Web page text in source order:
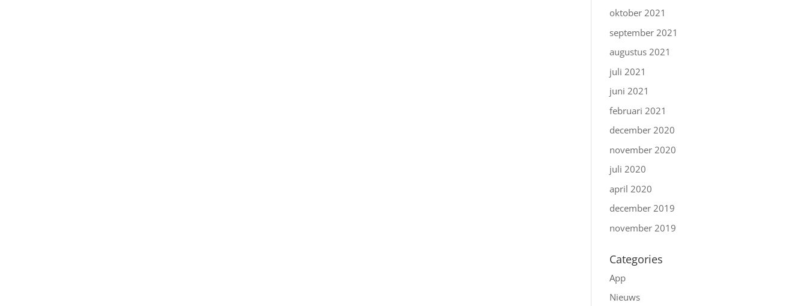
oktober 2021
september 2021
augustus 2021
juli 2021
juni 2021
februari 2021
december 2020
november 2020
juli 2020
april 2020
december 2019
november 2019
Categories
App
Nieuws